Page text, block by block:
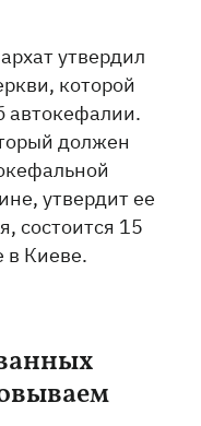
утвердил
которой
автокефалии.
должен
утвердит ее
состоится 15
в Киеве.